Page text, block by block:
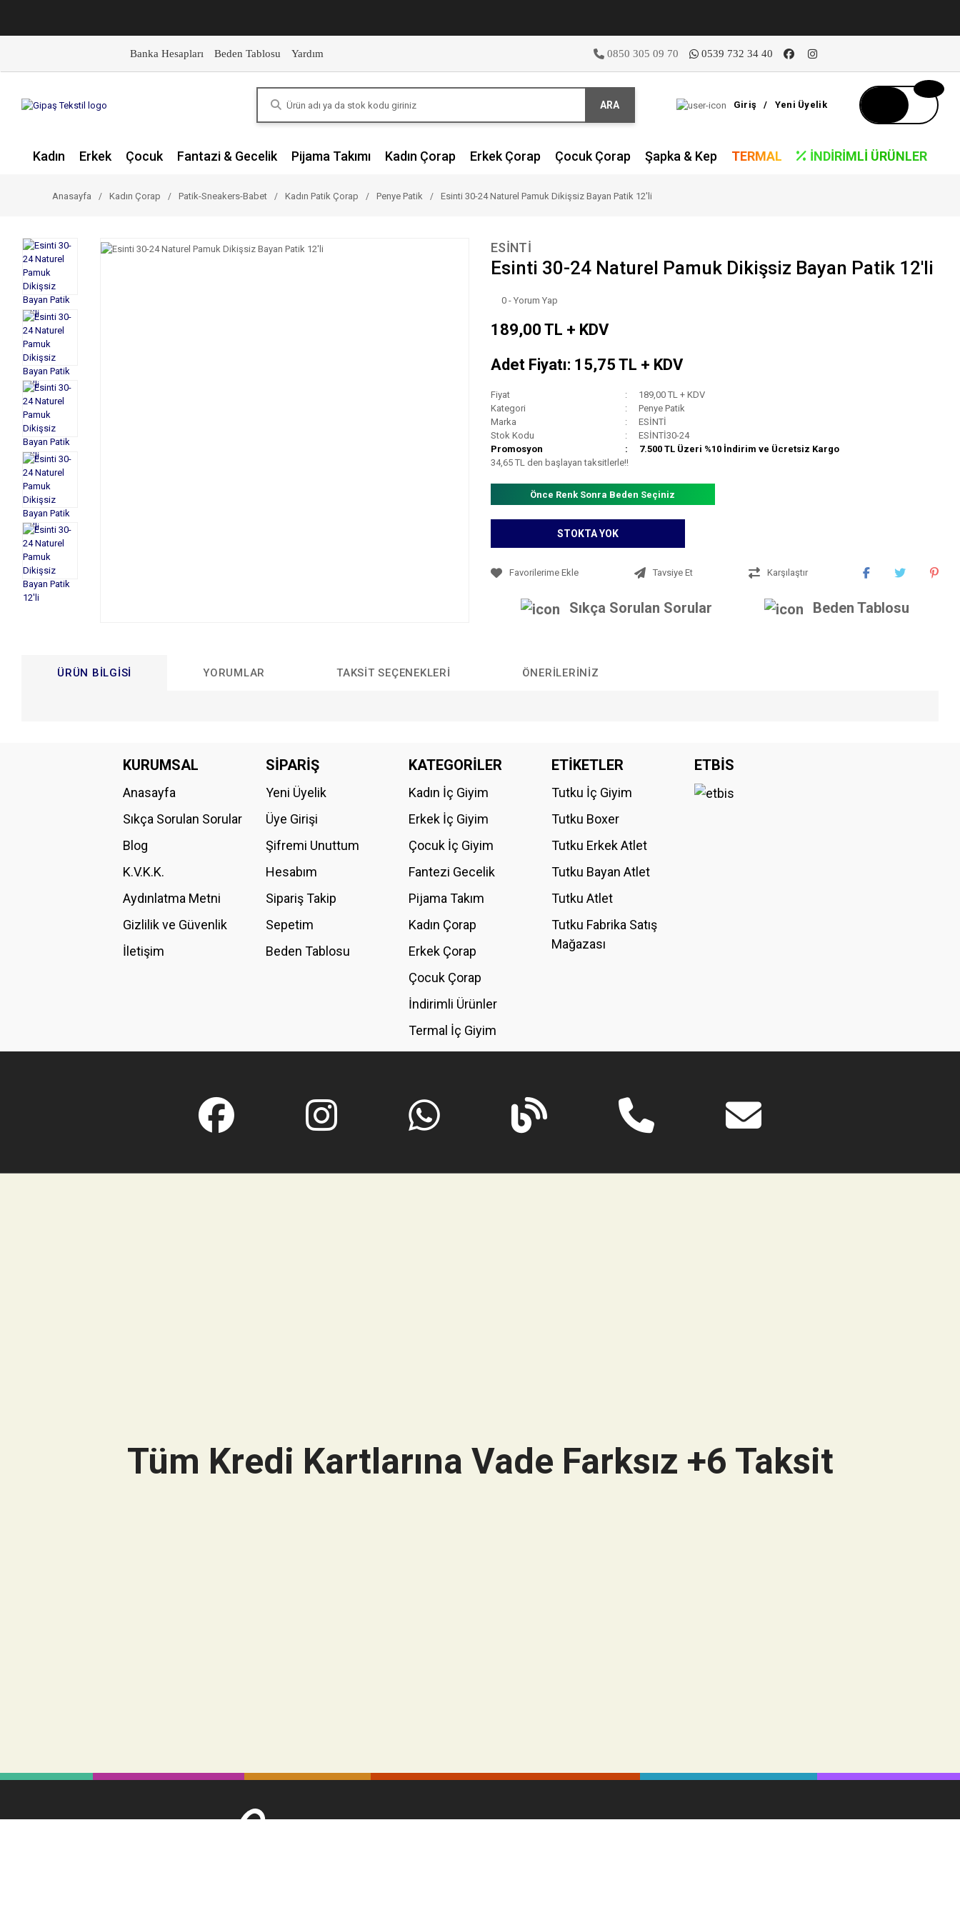
Banka Hesapları Beden Tablosu Yardım 0850 305 09 70 0539 732 34 40
ARA Giriş / Yeni Üyelik
Kadın Erkek Çocuk Fantazi & Gecelik Pijama Takımı Kadın Çorap Erkek Çorap Çocuk Çorap Şapka & Kep TERMAL İNDIRIMLI ÜRÜNLER
Anasayfa Kadın Çorap Patik-Sneakers-Babet Kadın Patik Çorap Penye Patik Esinti 30-24 Naturel Pamuk Dikişsiz Bayan Patik 12'li
ESİNTİ
Esinti 30-24 Naturel Pamuk Dikişsiz Bayan Patik 12'li
0 - Yorum Yap
189,00 TL + KDV
Adet Fiyatı: 15,75 TL + KDV
Fiyat
189,00 TL + KDV
Kategori
Penye Patik
Marka
ESİNTİ
Stok Kodu
ESİNTİ30-24
Promosyon
7.500 TL Üzeri %10 İndirim ve Ücretsiz Kargo
34,65 TL den başlayan taksitlerle!!
Önce Renk Sonra Beden Seçiniz
STOKTA YOK
Tavsiye Et Karşılaştır
Sıkça Sorulan Sorular Beden Tablosu
ÜRÜN BILGISI YORUMLAR TAKSIT SEÇENEKLERI ÖNERILERINIZ
Bu ürüne ilk yorumu siz yapın!
Ürün resmi kalitesiz, bozuk veya görüntülenemiyor.
Ürün fiyatı diğer sitelerden daha pahalı.
Bu ürüne benzer farklı alternatifler olmalı.
KURUMSAL
Anasayfa
Sıkça Sorulan Sorular
Blog
K.V.K.K.
Aydınlatma Metni
Gizlilik ve Güvenlik
İletişim
SİPARİŞ
Yeni Üyelik
Üye Girişi
Şifremi Unuttum
Hesabım
Sipariş Takip
Sepetim
Beden Tablosu
KATEGORİLER
Kadın İç Giyim
Erkek İç Giyim
Çocuk İç Giyim
Fantezi Gecelik
Pijama Takım
Kadın Çorap
Erkek Çorap
Çocuk Çorap
İndirimli Ürünler
Termal İç Giyim
ETİKETLER
Tutku İç Giyim
Tutku Boxer
Tutku Erkek Atlet
Tutku Bayan Atlet
Tutku Atlet
Tutku Fabrika Satış
Mağazası
ETBİS
Tüm Kredi Kartlarına Vade Farksız +6 Taksit